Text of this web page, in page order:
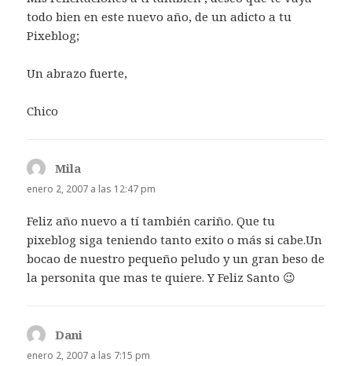
todo bien en este nuevo año, de un adicto a tu
Pixeblog;
Un abrazo fuerte,
Chico
Mila
enero 2, 2007 a las 12:47 pm
Feliz año nuevo a tí también cariño. Que tu
pixeblog siga teniendo tanto exito o más si cabe.Un
bocao de nuestro pequeño peludo y un gran beso de
la personita que mas te quiere. Y Feliz Santo 😉
Dani
enero 2, 2007 a las 7:15 pm